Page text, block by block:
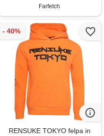
Farfetch
RENSUKE TOKYO felpa in